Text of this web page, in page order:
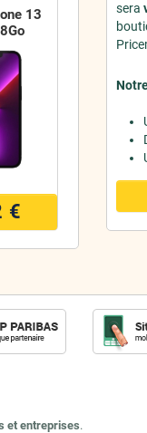
13
€
sera
et entreprises.